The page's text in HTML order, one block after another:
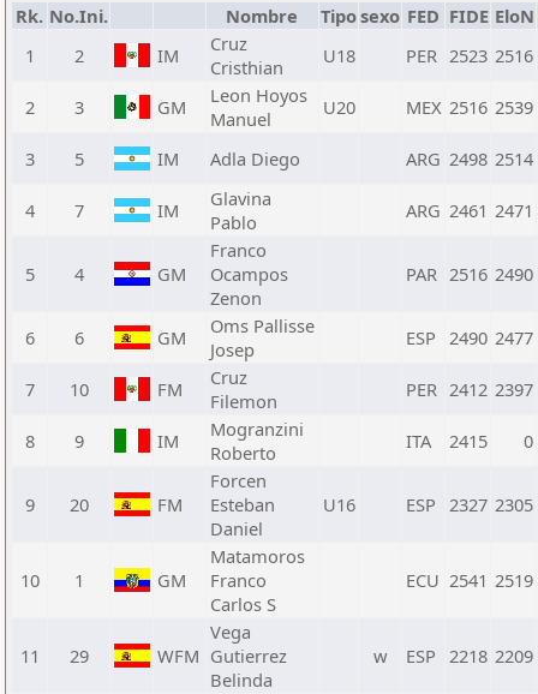
Rk. No.Ini. Nombre Tiposexo FED FIDE EloN
1
2 IM
Cruz
Cristhian
U18 PER 2523 2516
2 3 GM
Leon Hoyos
Manuel
U20 MEX 2516 2539
3 5 IM Adla Diego ARG 2498 2514
4 7 IM
Glavina
Pablo
ARG 2461 2471
5 4 GM
Franco
Ocampos
Zenon
PAR 2516 2490
6 6 GM
Oms Pallisse
Josep
ESP 2490 2477
7 10 FM
Cruz
Filemon
PER 2412 2397
8 9 IM
Mogranzini
Roberto
ITA 2415 0
9 20 FM
Forcen
Esteban
Daniel
U16 ESP 2327 2305
10 1 GM
Matamoros
Franco
Carlos S
ECU 2541 2519
11 29 WFM
Vega
Gutierrez
Belinda
w ESP 2218 2209